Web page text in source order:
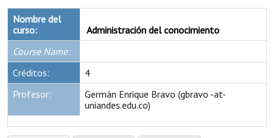
Nombre del
curso:
Administración del conocimiento
Course Name:
Créditos:
4
Profesor:
Germán Enrique Bravo (gbravo -at-
uniandes.edu.co)